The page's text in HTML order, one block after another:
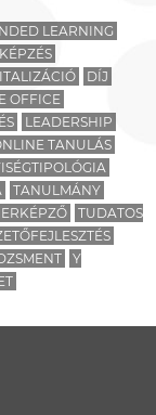
LEARNING
DÍJ
OFFICE
LEADERSHIP
TANULÁS
TANULMÁNY
TUDATOS
Y